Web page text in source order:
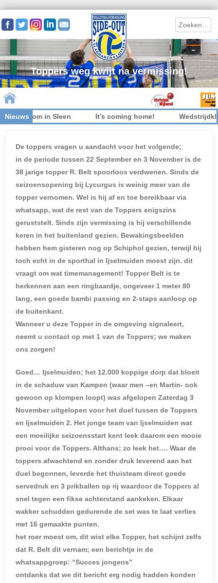
Search
Toppers weg kwijt na vermissing!
Nieuws
welkom in Sleen It’s coming home!
De toppers vragen u aandacht voor het volgende;
in de periode tussen 22 September en 3 November is de
38 jarige topper R. Belt spoorloos verdwenen. Sinds de
seizoensopening bij Lycurgus is weinig meer van de
topper vernomen. Wel is hij af en toe bereikbaar via
whatsapp, wat de rest van de Toppers enigszins
geruststelt. Sinds zijn vermissing is hij verschillende
keren in het buitenland gezien. Bewakingsbeelden
hebben hem gisteren nog op Schiphol gezien, terwijl hij
toch echt in de sporthal in Ijselmuiden moest zijn. dit
vraagt om wat timemanagement! Topper Belt is te
herkennen aan een ringbaardje, ongeveer 1 meter 80
lang, een goede bambi passing en 2-staps aanloop op
de buitenkant.
Wanneer u deze Topper in de omgeving signaleert,
neemt u contact op met 1 van de Toppers; we maken
ons zorgen!
Goed… Ijselmuiden; het 12.000 koppige dorp dat bloeit
in de schaduw van Kampen (waar men –en Martin- ook
gewoon op klompen loopt) was afgelopen Zaterdag 3
November uitgelopen voor het duel tussen de Toppers
en Ijselmuiden 2. Het jonge team van Ijselmuiden wat
een moeilijke seizoensstart kent leek daarom een mooie
prooi voor de Toppers. Althans; zo leek het…. Waar de
toppers afwachtend en zonder druk leverend aan het
duel begonnen, leverde het thuisteam direct goede
servedruk en 3 prikballen op rij waardoor de Toppers al
snel tegen een fikse achterstand aankeken. Elkaar
wakker schudden gedurende de set was te laat verlies
met 16 gemaakte punten.
het roer moest om, dit wist elke Topper, het schijnt zelfs
dat R. Belt dit vernam; een berichtje in de
whatsappgroep: “Succes jongens”
ontdanks dat we dit bericht erg nodig hadden konden